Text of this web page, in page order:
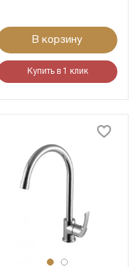
В корзину
Купить в 1 клик